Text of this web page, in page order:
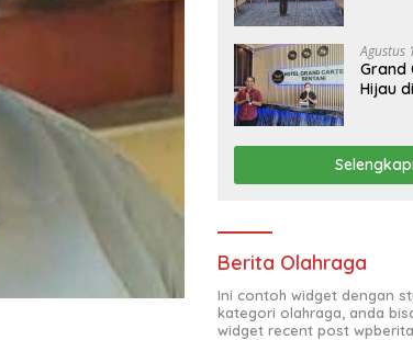
Agustus
Grand
Hijau
Berita Olahraga
Ini contoh widget dengan
kategori olahraga, anda
widget recent post wpberita.